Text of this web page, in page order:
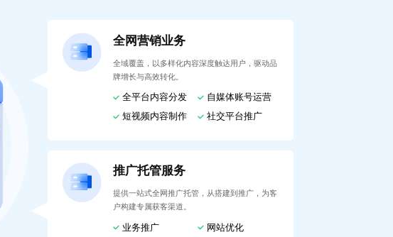
全网营销业务
全域覆盖，以多样化内容深度触达用户，驱动品
牌增长与高效转化。
全平台内容分发
自媒体账号运营
短视频内容制作
社交平台推广
推广托管服务
提供一站式全网推广托管，从搭建到推广，为客
户构建专属获客渠道。
业务推广
网站优化